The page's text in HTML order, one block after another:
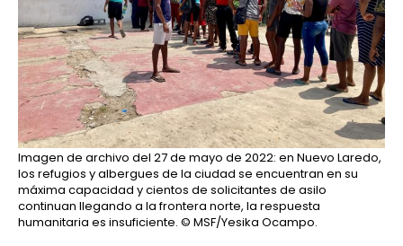
Imagen de archivo del 27 de mayo de 2022: en Nuevo Laredo,
los refugios y albergues de la ciudad se encuentran en su
máxima capacidad y cientos de solicitantes de asilo
continuan llegando a la frontera norte, la respuesta
humanitaria es insuficiente. © MSF/Yesika Ocampo.